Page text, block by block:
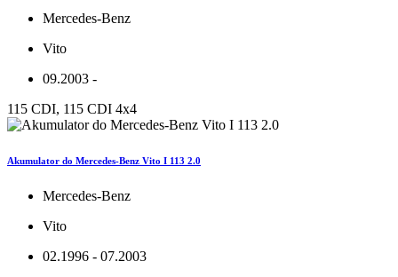
Mercedes-Benz
Vito
09.2003 -
115 CDI, 115 CDI 4x4
Akumulator do Mercedes-Benz Vito I 113 2.0
Mercedes-Benz
Vito
02.1996 - 07.2003